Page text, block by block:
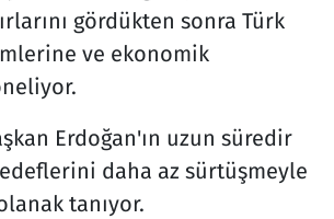
gördükten sonra Türk
ve ekonomik
Erdoğan'ın uzun süredir
daha az sürtüşmeyle
tanıyor.